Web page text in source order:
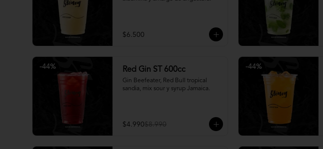
$6.500
-44% Red Gin ST 600cc
Gin Beefeater, Red Bull tropical
sandia, mix sour y syrup Jamaica.
$4.990$8.990
-44%